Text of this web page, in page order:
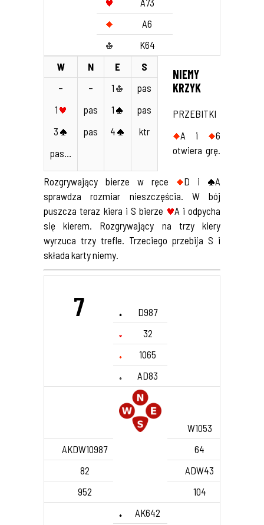
A6
K64
W
N E
S
–
1
3
pas…
–
pas
pas
1
1
4
pas
pas
ktr
NIEMY
KRZYK
PRZEBITKI
A i
6
otwiera grę.
Rozgrywający bierze w ręce D i
A
sprawdza rozmiar nieszczęścia. W bój
puszcza teraz kiera i S bierze
A i odpycha
się kierem. Rozgrywający na trzy kiery
wyrzuca trzy trefle. Trzeciego przebija S i
składa karty niemy.
7
D987
32
1065
AD83
W1053
AKDW10987
64
82
ADW43
952
104
AK642